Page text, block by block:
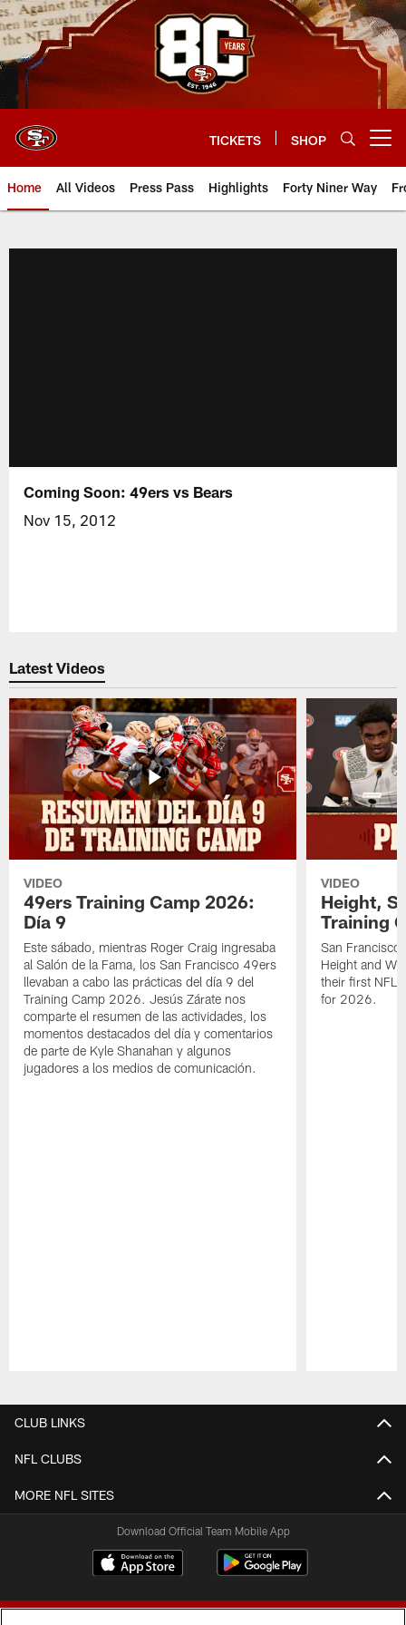
Skip
to
main
content
TICKETS SHOP
Home All Videos Press Pass Highlights Forty Niner Way
Coming Soon: 49ers vs Bears
Nov 15, 2012
Latest Videos
VIDEO
49ers Training Camp 2026:
Día 9
Este sábado, mientras Roger Craig ingresaba
al Salón de la Fama, los San Francisco 49ers
llevaban a cabo las prácticas del día 9 del
Training Camp 2026. Jesús Zárate nos
comparte el resumen de las actividades, los
momentos destacados del día y comentarios
de parte de Kyle Shanahan y algunos
jugadores a los medios de comunicación.
VIDEO
Height,
Training
San Francisco
Height and
their first NFL
for 2026.
CLUB LINKS
NFL CLUBS
MORE NFL SITES
Download Official Team Mobile App